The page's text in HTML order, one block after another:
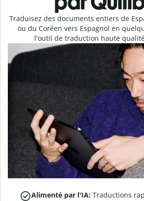
Traduisez des documents entiers de
ou du Coréen vers Espagnol en
l'outil de traduction haute
Alimenté par l'IA: Traductions